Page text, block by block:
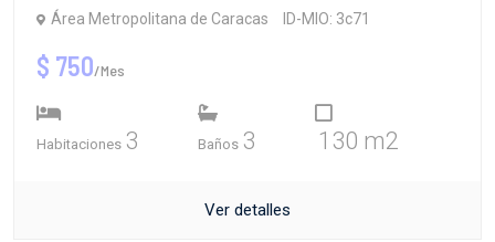
Área Metropolitana de Caracas ID-MIO: 3c71
$ 750/Mes
Habitaciones 3 Baños 3 130 m2
Ver detalles